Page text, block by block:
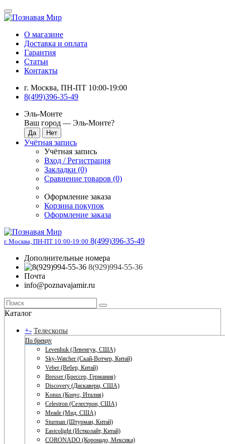
О магазине
Доставка и оплата
Гарантия
Статьи
Контакты
г. Москва, ПН-ПТ 10:00-19:00
8(499)396-35-49
Эль-Монте
Ваш город — Эль-Монте?
Учётная запись
Учётная запись
Вход / Регистрация
Закладки (0)
Сравнение товаров (0)
Оформление заказа
Корзина покупок
Оформление заказа
г. Москва, ПН-ПТ 10:00-19:00 8(499)396-35-49
Дополнительные номера
8(929)994-55-36
Почта
info@poznavajamir.ru
Каталог
+- Телескопы
По бренду
Levenhuk (Левенгук, США)
Sky-Watcher (Скай-Вотчер, Китай)
Veber (Вебер, Китай)
Bresser (Брессер, Германия)
Discovery (Дискавери, США)
Konus (Конус, Италия)
Celestron (Селестрон, США)
Meade (Мид, США)
Sturman (Штурман, Китай)
Eastcolight (Истколайт, Китай)
CORONADO (Коронадо, Мексика)